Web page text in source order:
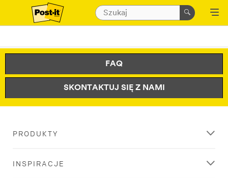
FAQ
SKONTAKTUJ SIĘ Z NAMI
PRODUKTY
INSPIRACJE